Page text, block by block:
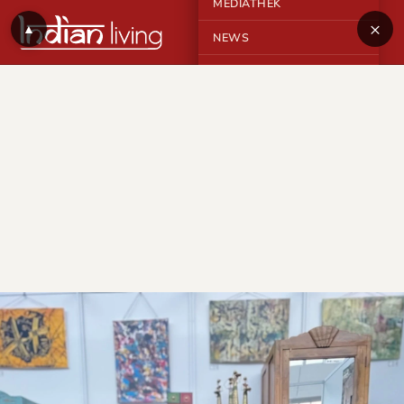
MEDIATHEK
NEWS ×
▲